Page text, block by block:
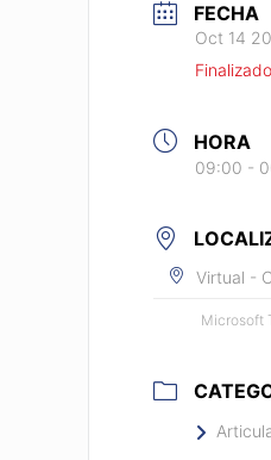
FECHA
Oct 14
HORA
09:00 -
Virtual -
Microsoft